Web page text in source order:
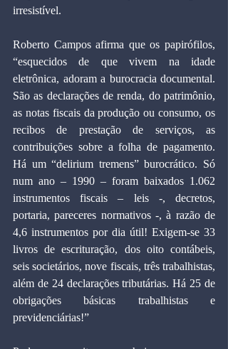
irresistível.
Roberto Campos afirma que os papirófilos,
“esquecidos de que vivem na idade
eletrônica, adoram a burocracia documental.
São as declarações de renda, do patrimônio,
as notas fiscais da produção ou consumo, os
recibos de prestação de serviços, as
contribuições sobre a folha de pagamento.
Há um “delirium tremens” burocrático. Só
num ano – 1990 – foram baixados 1.062
instrumentos fiscais – leis -, decretos,
portaria, pareceres normativos -, à razão de
4,6 instrumentos por dia útil! Exigem-se 33
livros de escrituração, dos oito contábeis,
seis societários, nove fiscais, três trabalhistas,
além de 24 declarações tributárias. Há 25 de
obrigações básicas trabalhistas e
previdenciárias!”